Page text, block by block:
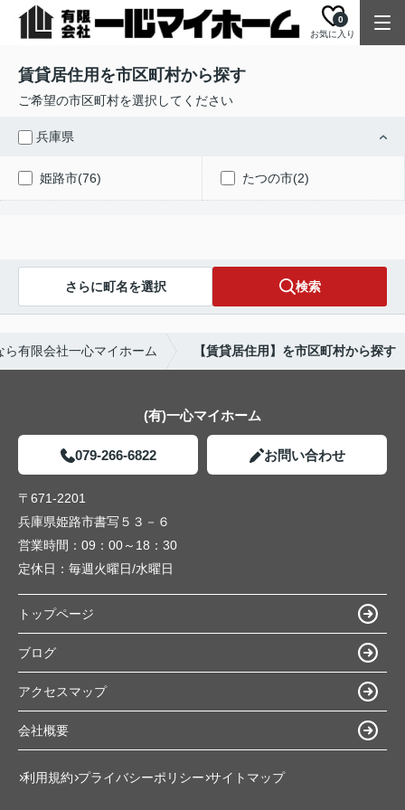
お気に入り
0
賃貸居住用を市区町村から探す
ご希望の市区町村を選択してください
兵庫県
姫路市(76) たつの市(2)
さらに町名を選択 検索
有限会社一心マイホーム 【賃貸居住用】を市区町村から探す
(有)一心マイホーム
079-266-6822 お問い合わせ
〒671-2201
兵庫県姫路市書写５３－６
営業時間： 09：00～18：30
定休日： 毎週火曜日/水曜日
トップページ
ブログ
アクセスマップ
会社概要
利用規約 プライバシーポリシー サイトマップ